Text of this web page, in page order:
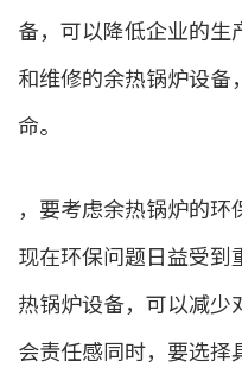
备，可以降低企业的
和维修的余热锅炉设备
命。
，要考虑余热锅炉的
现在环保问题日益受
热锅炉设备，可以减少
会责任感同时，要选择